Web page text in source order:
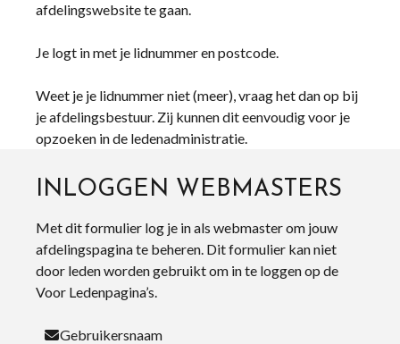
afdelingswebsite te gaan.
Je logt in met je lidnummer en postcode.
Weet je je lidnummer niet (meer), vraag het dan op bij
je afdelingsbestuur. Zij kunnen dit eenvoudig voor je
opzoeken in de ledenadministratie.
INLOGGEN WEBMASTERS
Met dit formulier log je in als webmaster om jouw
afdelingspagina te beheren. Dit formulier kan niet
door leden worden gebruikt om in te loggen op de
Voor Ledenpagina’s.
Gebruikersnaam